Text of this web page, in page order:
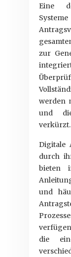
Eine
zur
werden
und
verkürzt.
Digitale
durch
bieten
und
die